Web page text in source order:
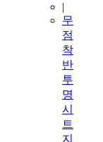
|
무
점
착
반
투
명
시
트
지